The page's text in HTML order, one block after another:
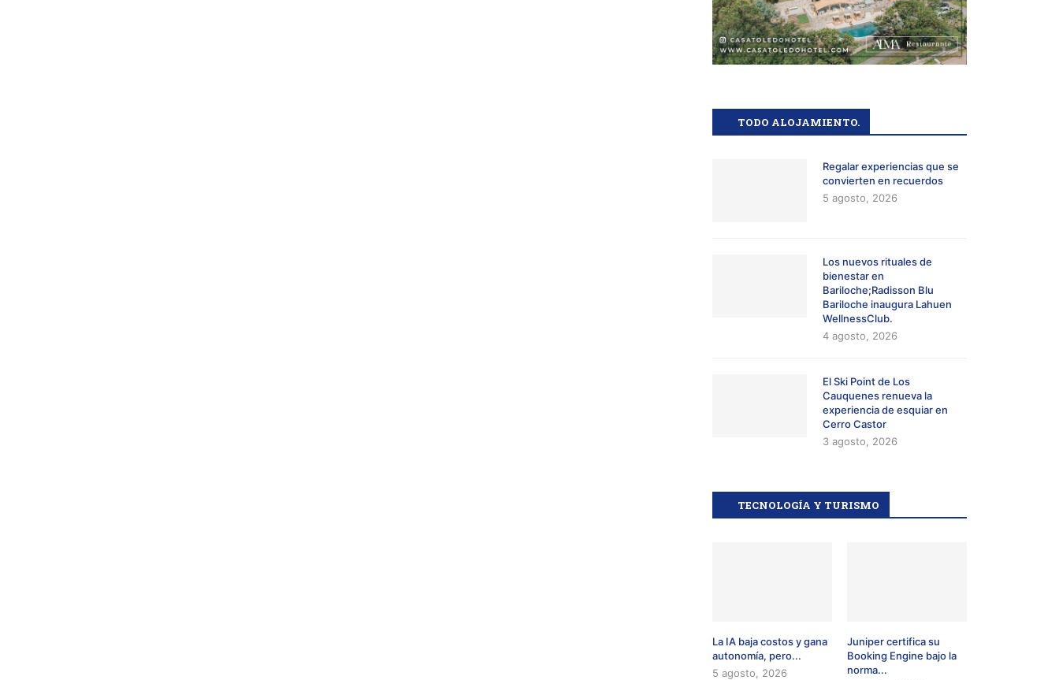
TODO ALOJAMIENTO.
Regalar experiencias que se
convierten en recuerdos
5 agosto, 2026
Los nuevos rituales de
bienestar en
Bariloche;Radisson Blu
Bariloche inaugura Lahuen
WellnessClub.
4 agosto, 2026
El Ski Point de Los
Cauquenes renueva la
experiencia de esquiar en
Cerro Castor
3 agosto, 2026
TECNOLOGÍA Y TURISMO
La IA baja costos y gana
autonomía, pero...
5 agosto, 2026
Juniper certifica su
Booking Engine bajo la
norma...